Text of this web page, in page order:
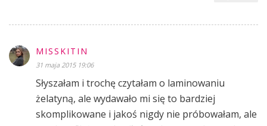
MISSKITIN
31 maja 2015 19:06
Słyszałam i trochę czytałam o laminowaniu
żelatyną, ale wydawało mi się to bardziej
skomplikowane i jakoś nigdy nie próbowałam, ale